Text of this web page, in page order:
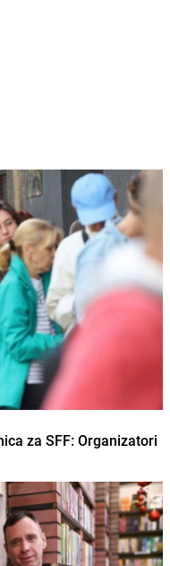
za SFF: Organizatori